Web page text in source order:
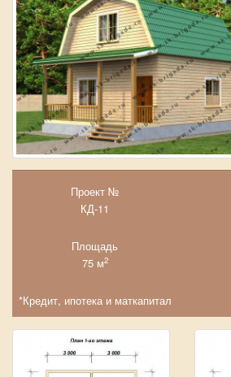
Проект №
КД-11
Площадь
75 м2
*Кредит, ипотека и маткапитал